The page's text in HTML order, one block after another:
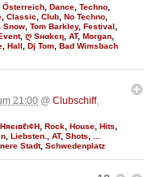
Österreich, Dance, Techno,
, Classic, Club, No Techno,
Snow, Tom Barkley, Festival,
, ღ Sнαkєη, AT, Morgan,
, Hall, Dj Tom, Bad Wimsbach
21:00 @ Clubschiff,
Rock House Hits
Liebsten. AT, Shots
Stadt, Schwedenplatz